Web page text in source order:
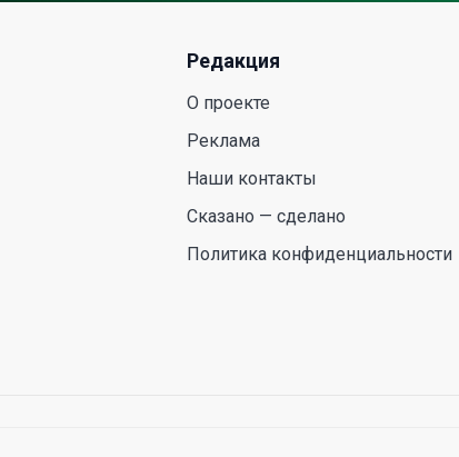
Редакция
О проекте
Реклама
Наши контакты
Сказано — сделано
Политика конфиденциальности